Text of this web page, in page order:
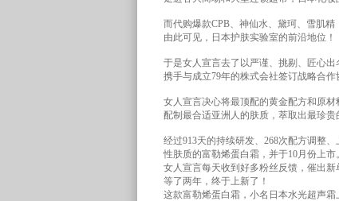
而代购爆款CPB、神仙水、黛珂、雪肌精
由此可见，日本护肤实验室的前沿地位！
于是女人宣言去了以严谨、挑剔、匠心出
携手与成立79年的株式会社签订战略合作
女人宣言决心将最顶配的黄金配方和原材
配制最合适亚洲人的肤质，萃取出最珍贵
经过913天的持续研发、268次配方调整
性肤质的富勒烯蛋白霜，并于10月份上市。
女人宣言每天收到好多粉丝反馈，催出新
等了两年，终于上新了！
这款富勒烯蛋白霜，小名日本水光超声霜